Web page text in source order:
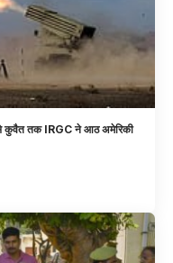
से कुवैत तक IRGC ने आठ अमेरिकी